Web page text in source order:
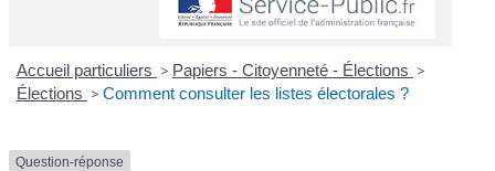
Accueil particuliers > Papiers - Citoyenneté - Élections >
Élections > Comment consulter les listes électorales ?
Question-réponse